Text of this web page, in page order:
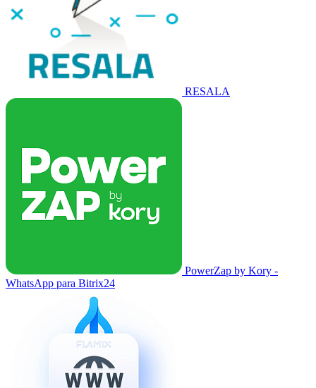
RESALA
PowerZap by Kory -
WhatsApp para Bitrix24